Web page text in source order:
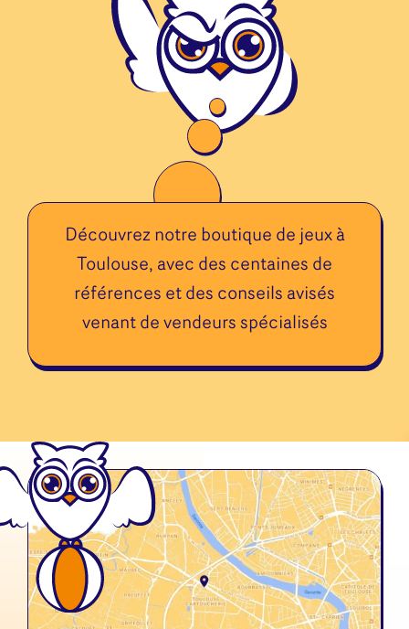
Découvrez notre boutique de jeux à
Toulouse, avec des centaines de
références et des conseils avisés
venant de vendeurs spécialisés